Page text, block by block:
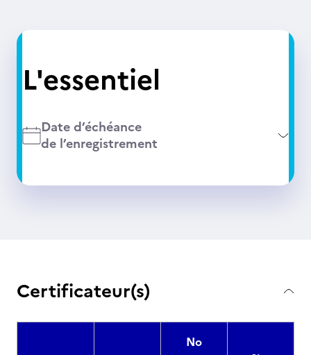
L'essentiel
Date d’échéance
de l’enregistrement
Certificateur(s)
No